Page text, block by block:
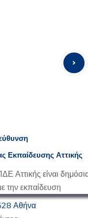
Εκπαίδευσης Αττικής
Αθήνα